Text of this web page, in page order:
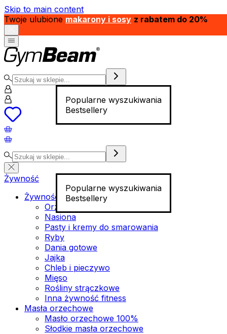
Skip to main content
Twoje ulubione makarony i sosy z rabatem do 20%
Popularne wyszukiwania
Bestsellery
Popularne wyszukiwania
Bestsellery
Żywność
Żywność funkcjonalna
Orzechy
Nasiona
Pasty i kremy do smarowania
Ryby
Dania gotowe
Jajka
Chleb i pieczywo
Mięso
Rośliny strączkowe
Inna żywność fitness
Masła orzechowe
Masło orzechowe 100%
Słodkie masła orzechowe